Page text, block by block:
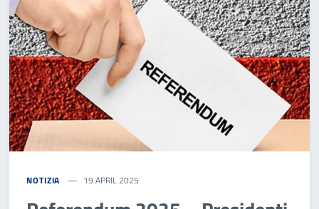
NOTIZIA 19 APRIL 2025